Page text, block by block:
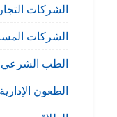
الشركات
الشركات
الطب الشرعي
الطعون الإدارية